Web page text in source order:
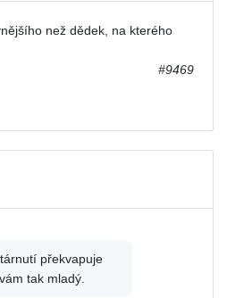
než dědek, na kterého
#9469
překvapuje
tak mladý.